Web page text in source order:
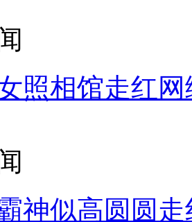
照相馆走红网
神似高圆圆走